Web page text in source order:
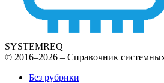
SYSTEMREQ
© 2016–2026 – Справочник
Без рубрики